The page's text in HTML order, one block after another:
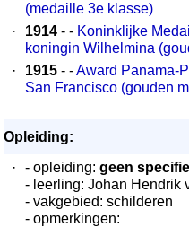
(medaille 3e klasse)
·
1914 - - Koninklijke
koningin Wilhelmina
·
1915 - -Award Panama-
San Francisco (gouden
Opleiding:
·
- opleiding: geen
- leerling: Johan Hendrik
- vakgebied: schilderen
- opmerkingen: